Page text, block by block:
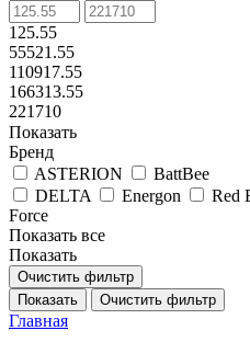
125.55
55521.55
110917.55
166313.55
221710
Показать
Бренд
ASTERION
BattBee
DELTA
Energon Red
Force
Показать все
Показать
Очистить фильтр
Показать
Очистить фильтр
Главная